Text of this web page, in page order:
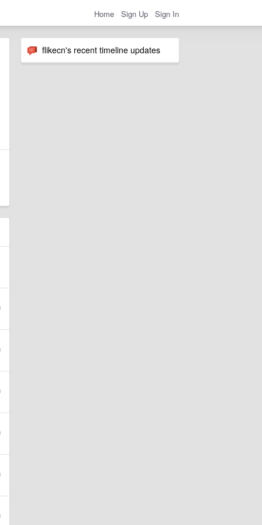
Home Sign Up Sign In
flikecn's recent timeline updates